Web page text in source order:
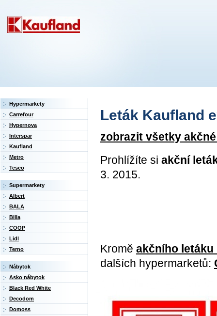
Leták Kaufland
zobrazit všetky
Prohlížíte si akční
3. 2015.
Kromě akčního letáku
dalších hypermarketů:
Hypermarkety
Carrefour
Hypernova
Interspar
Kaufland
Metro
Tesco
Supermarkety
Albert
BALA
Billa
COOP
Lidl
Terno
Nábytok
Asko nábytok
Black Red White
Decodom
Domoss